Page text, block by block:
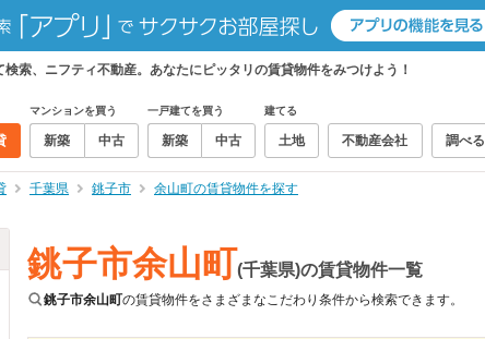
索、ニフティ不動産。あなたにピッタリの賃貸物件をみつけよう！
マンションを買う
新築 中古
一戸建てを買う
新築 中古
建てる
土地 不動産会社 調べる
千葉県 銚子市 余山町の賃貸物件を探す
銚子市余山町(千葉県)の賃貸物件一覧
銚子市余山町の賃貸物件をさまざまなこだわり条件から検索できます。